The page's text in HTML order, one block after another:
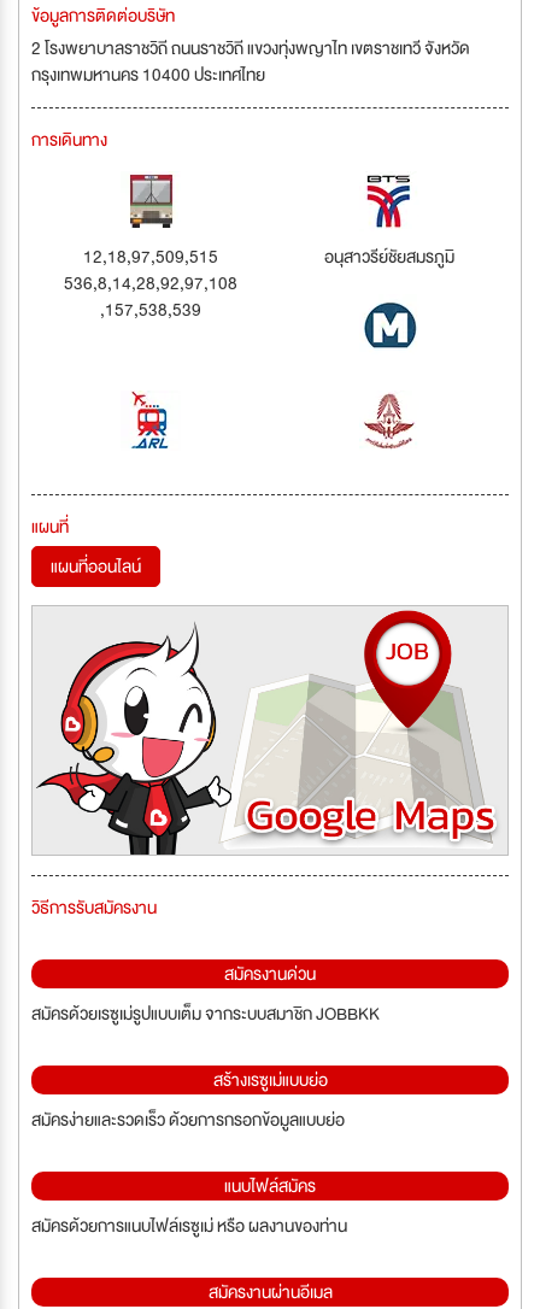
ข้อมูลการติดต่อบริษัท
2 โรงพยาบาลราชวิถี ถนนราชวิถี แขวงทุ่งพญาไท เขตราชเทวี จังหวัด
กรุงเทพมหานคร 10400 ประเทศไทย
การเดินทาง
12,18,97,509,515
536,8,14,28,92,97,108
,157,538,539
อนุสาวรีย์ชัยสมรภูมิ
แผนที่
แผนที่ออนไลน์
วิธีการรับสมัครงาน
สมัครงานด่วน
สมัครด้วยเรซูเม่รูปแบบเต็ม จากระบบสมาชิก JOBBKK
สร้างเรซูเม่แบบย่อ
สมัครง่ายและรวดเร็ว ด้วยการกรอกข้อมูลแบบย่อ
แนบไฟล์สมัคร
สมัครด้วยการแนบไฟล์เรซูเม่ หรือ ผลงานของท่าน
สมัครงานผ่านอีเมล